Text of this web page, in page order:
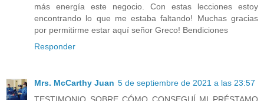
más energía este negocio. Con estas lecciones estoy
encontrando lo que me estaba faltando! Muchas gracias
por permitirme estar aquí señor Greco! Bendiciones
Responder
Mrs. McCarthy Juan 5 de septiembre de 2021 a las 23:57